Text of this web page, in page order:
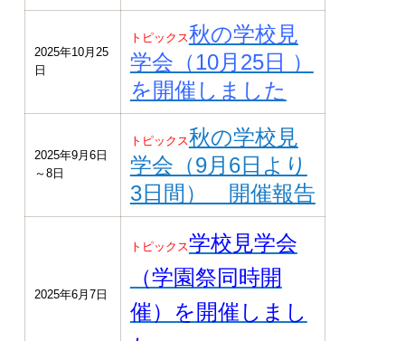
2025年10月25
日
トピックス秋の学校見
学会（10月25日 ）
を開催しました
2025年9月6日
～8日
トピックス秋の学校見
学会（9月6日より
3日間） 開催報告
2025年6月7日
トピックス学校見学会
（学園祭同時開
催）を開催しまし